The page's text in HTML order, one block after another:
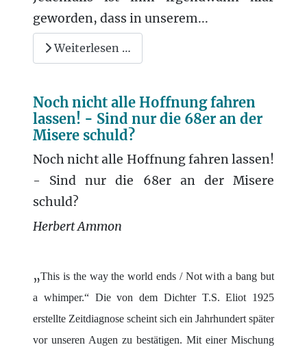
geworden, dass in unserem...
Weiterlesen …
Noch nicht alle Hoffnung fahren
lassen! - Sind nur die 68er an der
Misere schuld?
Noch nicht alle Hoffnung fahren lassen!
- Sind nur die 68er an der Misere
schuld?
Herbert Ammon
„This is the way the world ends / Not with a bang but
a whimper.“ Die von dem Dichter T.S. Eliot 1925
erstellte Zeitdiagnose scheint sich ein Jahrhundert später
vor unseren Augen zu bestätigen. Mit einer Mischung